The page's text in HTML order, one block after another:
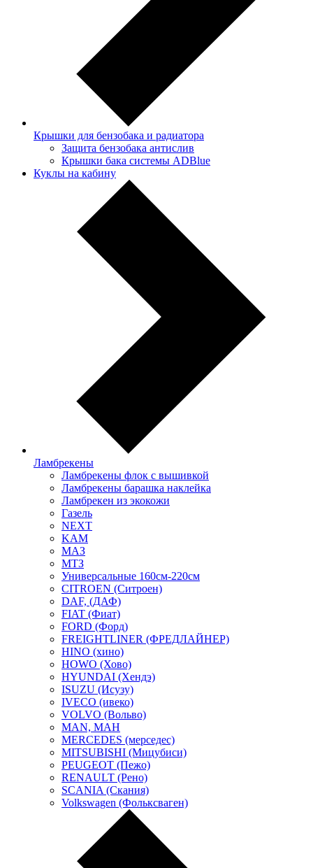
Крышки для бензобака и радиатора
Защита бензобака антислив
Крышки бака системы ADBlue
Куклы на кабину
Ламбрекены
Ламбрекены флок с вышивкой
Ламбрекены барашка наклейка
Ламбрекен из экокожи
Газель
NEXT
KAM
МАЗ
МТЗ
Универсальные 160см-220см
CITROEN (Ситроен)
DAF, (ДАФ)
FIAT (Фиат)
FORD (Форд)
FREIGHTLINER (ФРЕДЛАЙНЕР)
HINO (хино)
HOWO (Хово)
HYUNDAI (Хендэ)
ISUZU (Исузу)
IVECO (ивеко)
VOLVO (Вольво)
MAN, МАН
MERCEDES (мерседес)
MITSUBISHI (Мицубиси)
PEUGEOT (Пежо)
RENAULT (Рено)
SCANIA (Скания)
Volkswagen (Фольксваген)